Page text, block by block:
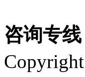
咨询专线